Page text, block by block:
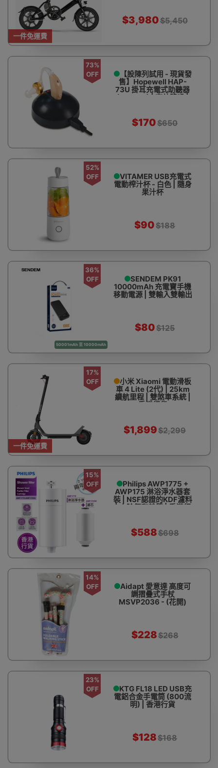
一件免運費
$3,980$5,450
73%
OFF
【設陳列試用 - 現貨發
售】Hopewell HAP-
73U 掛耳充電式助聽器
(+120dB) | 高效降噪 |
$170$650
52%
OFF
VITAMER USB充電式
電動榨汁杯 - 白色 | 隨身
果汁杯
$90$188
50001mAh 至 10000mAh
36%
OFF
SENDEM PK91
10000mAh 充電寶手機
移動電源 | 雙輸入雙輸出
5V2A
$80$125
一件免運費
17%
OFF
小米 Xiaomi 電動滑板
車 4 Lite (2代) | 25km
續航里程 | 雙煞車系統 |
香港行貨
$1,899$2,299
15%
OFF
Philips AWP1775 +
AWP175 淋浴淨水器套
裝 | NSF認證的KDF濾料
| 去除氯和雜質 | 香港行
$588$698
14%
OFF
Aidapt 愛意達 高度可
調摺疊式手杖
MSVP2036 - (花開)
$228$268
23%
OFF
KTG FL18 LED USB充
電鋁合金手電筒 (800流
明) | 香港行貨
$128$168